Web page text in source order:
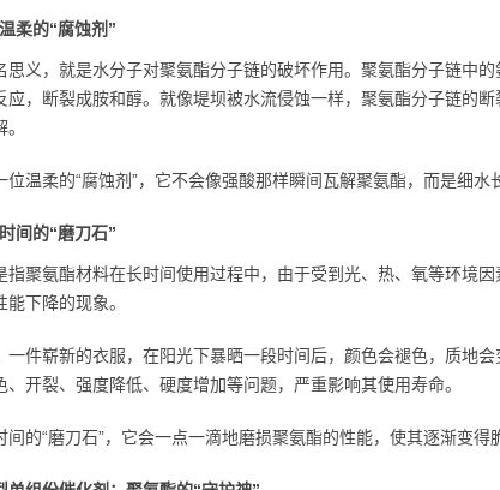
柔的“腐蚀剂”
思义，就是水分子对聚氨酯分子链的破坏作用。聚氨酯分子链中
应，断裂成胺和醇。就像堤坝被水流侵蚀一样，聚氨酯分子链的
位温柔的“腐蚀剂”，它不会像强酸那样瞬间瓦解聚氨酯，而是细水
间的“磨刀石”
指聚氨酯材料在长时间使用过程中，由于受到光、热、氧等环境
能下降的现象。
一件崭新的衣服，在阳光下暴晒一段时间后，颜色会褪色，质地
、开裂、强度降低、硬度增加等问题，严重影响其使用寿命。
间的“磨刀石”，它会一点一滴地磨损聚氨酯的性能，使其逐渐变得